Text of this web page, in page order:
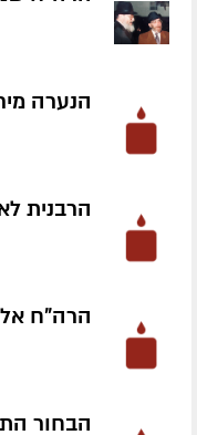
הנערה
הרבנית
הרה"ח
הבחור